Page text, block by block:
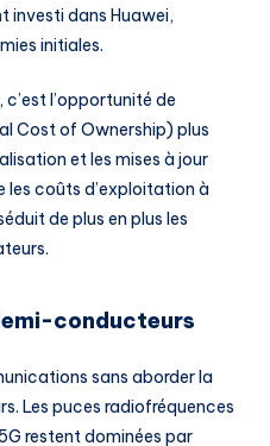
investi dans Huawei,
initiales.
l’opportunité de
Cost of Ownership) plus
et les mises à jour
les coûts d’exploitation à
de plus en plus les
conducteurs
sans aborder la
Les puces radiofréquences
restent dominées par